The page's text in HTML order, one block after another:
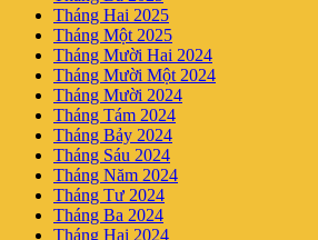
Tháng Hai 2025
Tháng Một 2025
Tháng Mười Hai 2024
Tháng Mười Một 2024
Tháng Mười 2024
Tháng Tám 2024
Tháng Bảy 2024
Tháng Sáu 2024
Tháng Năm 2024
Tháng Tư 2024
Tháng Ba 2024
Tháng Hai 2024